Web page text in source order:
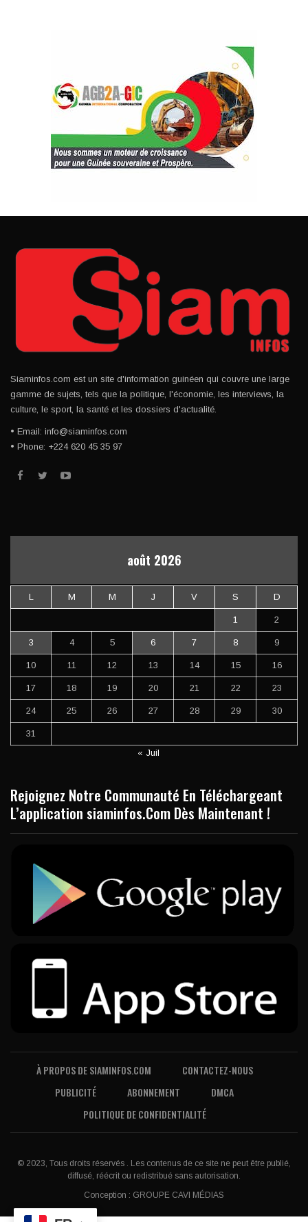
Siaminfos.com est un site d'information guinéen qui couvre une large
gamme de sujets, tels que la politique, l'économie, les interviews, la
culture, le sport, la santé et les dossiers d'actualité.
• Email: info@siaminfos.com
• Phone: +224 620 45 35 97
août 2026
L M M J V S D
1 2
3 4 5 6 7 8 9
10 11 12 13 14 15 16
17 18 19 20 21 22 23
24 25 26 27 28 29 30
31
« Juil
Rejoignez Notre Communauté En Téléchargeant
L’application siaminfos.Com Dès Maintenant !
À PROPOS DE SIAMINFOS.COM
CONTACTEZ-NOUS
PUBLICITÉ
ABONNEMENT
DMCA
POLITIQUE DE CONFIDENTIALITÉ
© 2023, Tous droits réservés . Les contenus de ce site ne peut être publié,
diffusé, réécrit ou redistribué sans autorisation.
Conception : GROUPE CAVI MÉDIAS